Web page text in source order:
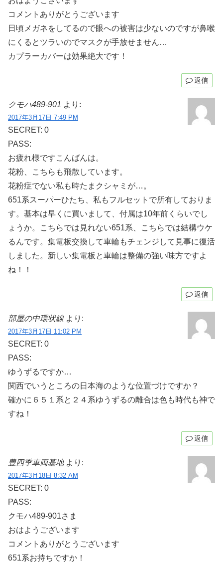
コメントありがとうございます
日頃メガネをしてるので眼への被害は少ないのですが鼻喉
にくるとツラいのでマスクが手放せません…
カプラーカバーは効果絶大です！
返信
クモハ489-901 より:
2017年3月17日 7:49 PM
SECRET: 0
PASS:
お疲れ様ですこんばんは。
花粉、こちらも飛散しています。
花粉症でない私も時たまクシャミが…。
651系スーパーひたち、私もフルセットで所有しておりま
す。基本は早くに買いまして、付属は10年前くらいでし
ょうか。こちらでは見れない651系、こちらでは結構ウケ
るんです。集電板交換して車輪もチェンジして見事に復活
しました。新しい集電板と車輪は整備の強い味方ですよ
ね！！
返信
部屋の中環状線 より:
2017年3月17日 11:02 PM
SECRET: 0
PASS:
ゆうずるですか…
関西でいうところの日本海のような位置づけですか？
確かに６５１系と２４系ゆうずるの離合は色も時代も神で
すね！
返信
豊四季車両基地 より:
2017年3月18日 8:32 AM
SECRET: 0
PASS:
クモハ489-901さま
おはようございます
コメントありがとうございます
651系お持ちですか！